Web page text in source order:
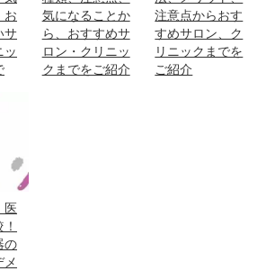
お
サ
ッ
気になることか
ら、おすすめサ
ロン・クリニッ
クまでをご紹介
注意点からおす
すめサロン、ク
リニックまでを
ご紹介
医
の
メ